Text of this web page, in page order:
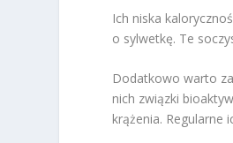
Ich niska
o sylwetkę. Te
Dodatkowo warto
nich związki
krążenia. Regularne